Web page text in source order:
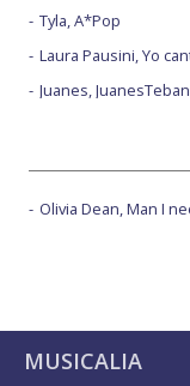
Tyla, A*Pop
Laura Pausini, Yo
Juanes, JuanesTeban
Olivia Dean, Man I
MUSICALIA